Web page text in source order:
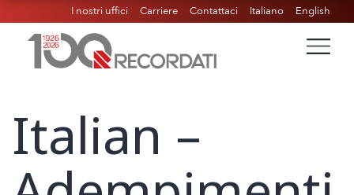
I nostri uffici Carriere Contattaci Italiano English
Italian –